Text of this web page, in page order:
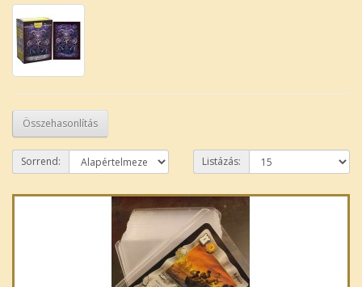
Összehasonlítás
Sorrend: Listázás: